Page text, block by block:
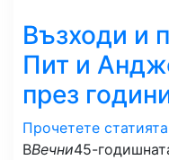
Възходи и
Пит и
през
Прочетете статията
ВВечни45-